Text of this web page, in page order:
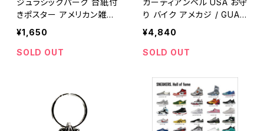
ジュラシックパーク 台紙付
きポスター アメリカン雑貨
インテリア / Poster / met
al wall decor garage de
cor 【A707】
¥1,650
SOLD OUT
ガーディアンベル USA お守
り バイク アメカジ / GUAR
DIAN BELL biker bell luc
ky charm made in USA
【E047】
¥4,840
SOLD OUT